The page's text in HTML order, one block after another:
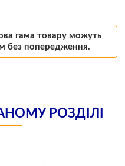
гама товару можуть
без попередження.
РОЗДІЛІ